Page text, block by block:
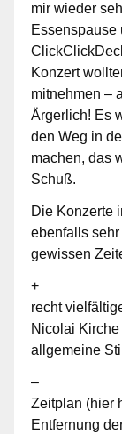
mir wieder
Essenspause
Konzert
mitnehmen –
Ärgerlich! Es
den Weg in
machen, das
Schuß.
Die Konzerte
ebenfalls
gewissen
+
recht
Nicolai
allgemeine
–
Zeitplan (hier
Entfernung